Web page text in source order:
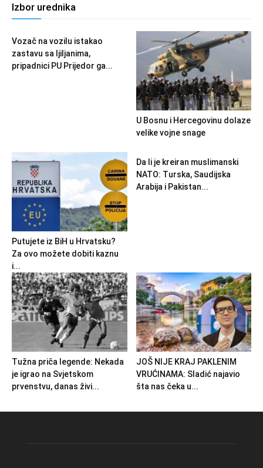
Izbor urednika
Vozač na vozilu istakao
zastavu sa ljiljanima,
pripadnici PU Prijedor ga...
U Bosnu i Hercegovinu dolaze
velike vojne snage
Putujete iz BiH u Hrvatsku?
Za ovo možete dobiti kaznu
i...
Da li je kreiran muslimanski
NATO: Turska, Saudijska
Arabija i Pakistan...
Tužna priča legende: Nekada
je igrao na Svjetskom
prvenstvu, danas živi...
JOŠ NIJE KRAJ PAKLENIM
VRUĆINAMA: Sladić najavio
šta nas čeka u...